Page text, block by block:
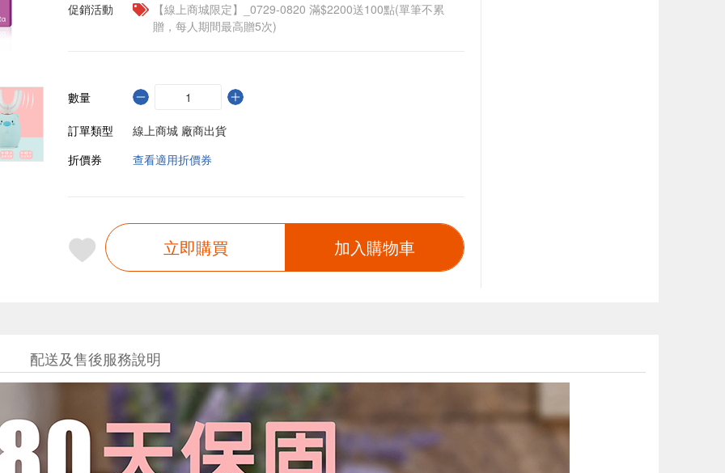
促銷活動
【線上商城限定】_0729-0820 滿$2200送100點(單筆不累
贈，每人期間最高贈5次)
數量
訂單類型
線上商城 廠商出貨
折價券
查看適用折價券
立即購買 加入購物車
配送及售後服務說明